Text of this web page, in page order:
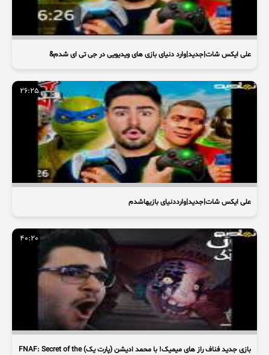
علی ایکس شات|جدید|وارد دنیای بازی های ویدیویی در جی تی ای شدم&
26:25
علی ایکس شات|جدید|وارددنیای بازیهاشدم
40:20
بازی جدید فناف راز های میمیک! با محمد ادیشن (پارت یک) FNAF: Secret of the